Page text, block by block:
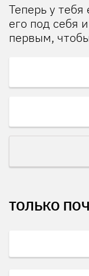
Теперь у
его под себя
первым,
ТОЛЬКО